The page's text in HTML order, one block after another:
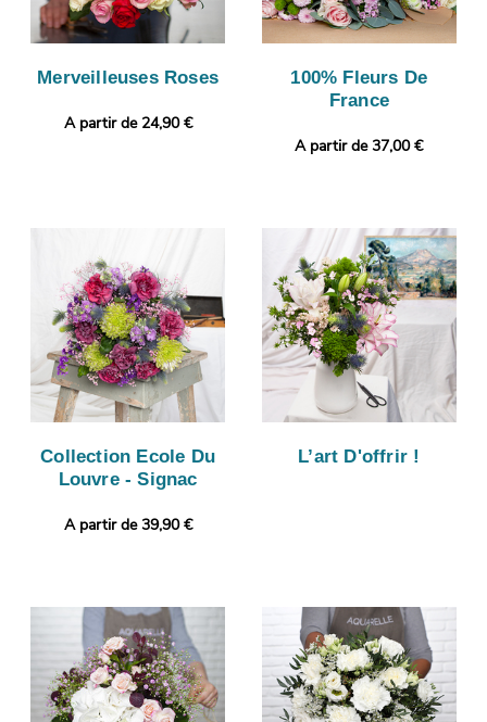
Merveilleuses Roses
A partir de 24,90 €
100% Fleurs De
France
A partir de 37,00 €
Collection Ecole Du
Louvre - Signac
A partir de 39,90 €
L’art D'offrir !